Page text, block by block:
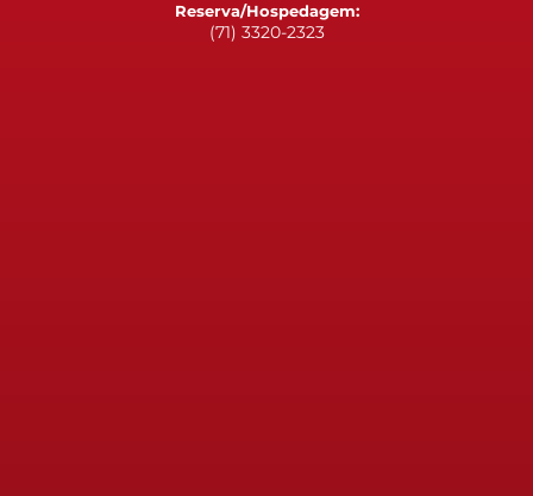
Reserva/Hospedagem:
(71) 3320-2323